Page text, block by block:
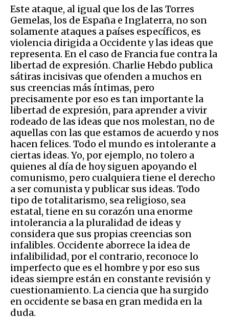
Este ataque, al igual que los de las Torres
Gemelas, los de España e Inglaterra, no son
solamente ataques a países específicos, es
violencia dirigida a Occidente y las ideas que
representa. En el caso de Francia fue contra la
libertad de expresión. Charlie Hebdo publica
sátiras incisivas que ofenden a muchos en
sus creencias más íntimas, pero
precisamente por eso es tan importante la
libertad de expresión, para aprender a vivir
rodeado de las ideas que nos molestan, no de
aquellas con las que estamos de acuerdo y nos
hacen felices. Todo el mundo es intolerante a
ciertas ideas. Yo, por ejemplo, no tolero a
quienes al día de hoy siguen apoyando el
comunismo, pero cualquiera tiene el derecho
a ser comunista y publicar sus ideas. Todo
tipo de totalitarismo, sea religioso, sea
estatal, tiene en su corazón una enorme
intolerancia a la pluralidad de ideas y
considera que sus propias creencias son
infalibles. Occidente aborrece la idea de
infalibilidad, por el contrario, reconoce lo
imperfecto que es el hombre y por eso sus
ideas siempre están en constante revisión y
cuestionamiento. La ciencia que ha surgido
en occidente se basa en gran medida en la
duda.